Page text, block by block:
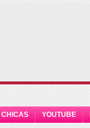
CHICAS YOUTUBE